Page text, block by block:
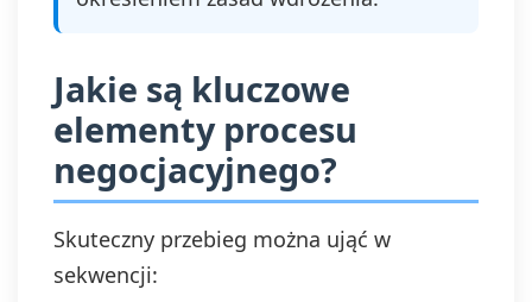
Jakie są kluczowe
elementy procesu
negocjacyjnego?
Skuteczny przebieg można ująć w
sekwencji: